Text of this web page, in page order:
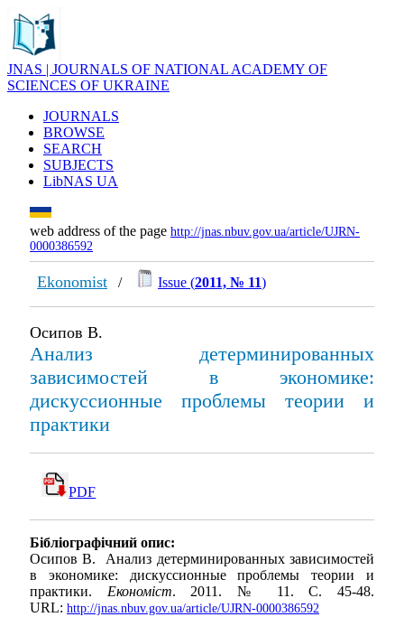
JNAS | JOURNALS OF NATIONAL ACADEMY OF
SCIENCES OF UKRAINE
JOURNALS
BROWSE
SEARCH
SUBJECTS
LibNAS UA
web address of the page http://jnas.nbuv.gov.ua/article/UJRN-
0000386592
Ekonomist / Issue (2011, № 11)
Осипов В.
Анализ детерминированных
зависимостей в экономике:
дискуссионные проблемы теории и
практики
PDF
Бібліографічний опис:
Осипов В. Анализ детерминированных зависимостей
в экономике: дискуссионные проблемы теории и
практики. Економіст. 2011. № 11. С. 45-48.
URL: http://jnas.nbuv.gov.ua/article/UJRN-0000386592